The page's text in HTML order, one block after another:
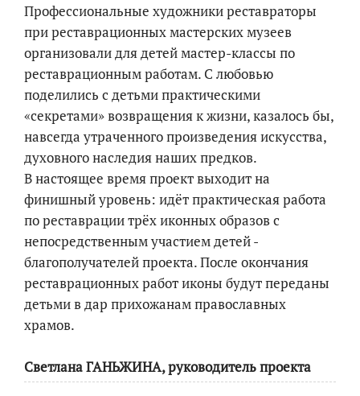
Профессиональные художники реставраторы
при реставрационных мастерских музеев
организовали для детей мастер-классы по
реставрационным работам. С любовью
поделились с детьми практическими
«секретами» возвращения к жизни, казалось бы,
навсегда утраченного произведения искусства,
духовного наследия наших предков.
В настоящее время проект выходит на
финишный уровень: идёт практическая работа
по реставрации трёх иконных образов с
непосредственным участием детей -
благополучателей проекта. После окончания
реставрационных работ иконы будут переданы
детьми в дар прихожанам православных
храмов.
Светлана ГАНЬЖИНА, руководитель проекта